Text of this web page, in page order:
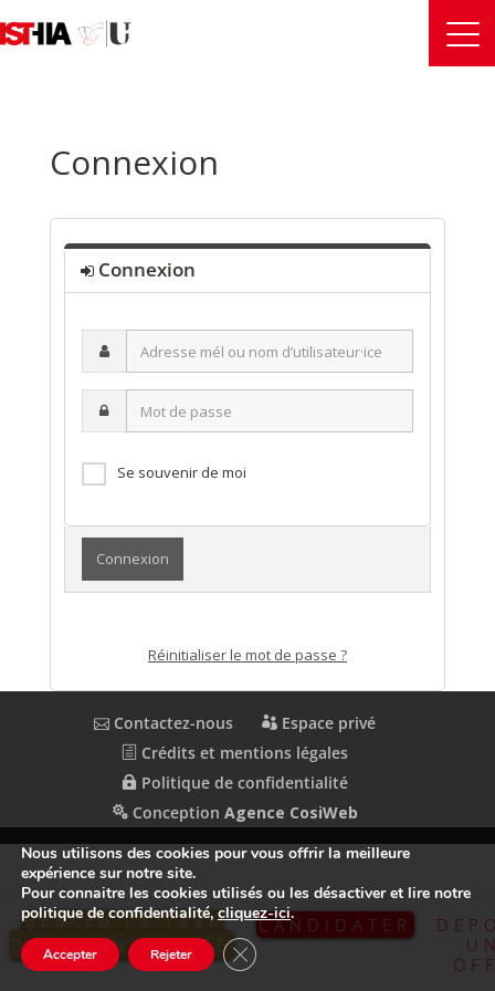
VERSER LA TAXE
D’APPRENTISSAGE
CANDIDATER
Connexion
Connexion
mél
nom
d’utilisateur·ice
Se souvenir de moi
Réinitialiser le mot de passe ?
Contactez-nous
Espace privé
Crédits et mentions légales
Politique de confidentialité
Conception Agence CosiWeb
Nous utilisons des cookies pour vous offrir la meilleure
expérience sur notre site.
Pour connaitre les cookies utilisés ou les désactiver et lire notre
politique de confidentialité,cliquez-ici.
Accepter Rejeter Fermer la bannière des cookies